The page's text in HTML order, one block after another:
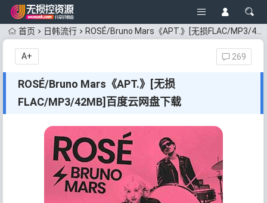
首页 日韩流行 ROSÉ/Bruno Mars《APT.》[无损FLAC/MP3/42MB]百度云网盘下载
ROSÉ/Bruno Mars《APT.》[无损
FLAC/MP3/42MB]百度云网盘下载
269
A+